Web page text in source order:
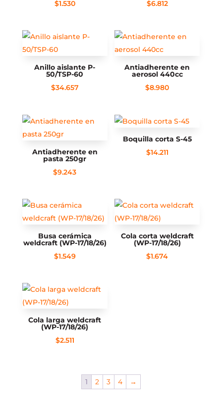
$1.530
$6.812
Anillo aislante P-
50/TSP-60
$34.657
Antiadherente en
aerosol 440cc
$8.980
Antiadherente en
pasta 250gr
$9.243
Boquilla corta S-45
$14.211
Busa cerámica
weldcraft (WP-17/18/26)
$1.549
Cola corta weldcraft
(WP-17/18/26)
$1.674
Cola larga weldcraft
(WP-17/18/26)
$2.511
1 2 3 4 →